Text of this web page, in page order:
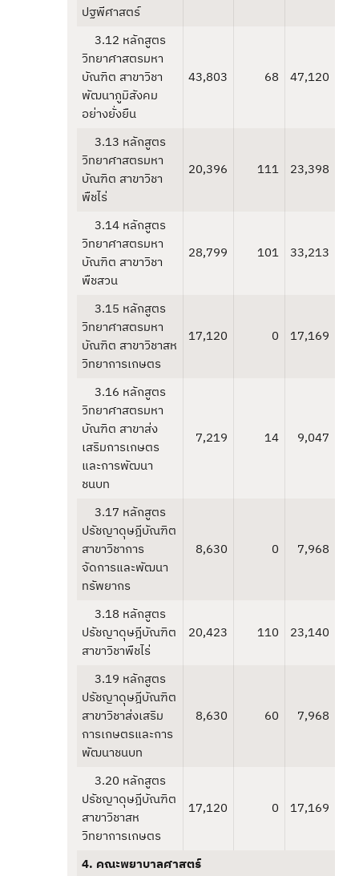
ปฐพีศาสตร์
3.12 หลักสูตร
วิทยาศาสตรมหา
บัณฑิต สาขาวิชา
พัฒนาภูมิสังคม
อย่างยั่งยืน
43,803 68 47,120
3.13 หลักสูตร
วิทยาศาสตรมหา
บัณฑิต สาขาวิชา
พืชไร่
20,396 111 23,398
3.14 หลักสูตร
วิทยาศาสตรมหา
บัณฑิต สาขาวิชา
พืชสวน
28,799 101 33,213
3.15 หลักสูตร
วิทยาศาสตรมหา
บัณฑิต สาขาวิชาสห
วิทยาการเกษตร
17,120 0 17,169
3.16 หลักสูตร
วิทยาศาสตรมหา
บัณฑิต สาขาส่ง
เสริมการเกษตร
และการพัฒนา
ชนบท
7,219 14 9,047
3.17 หลักสูตร
ปรัชญาดุษฎีบัณฑิต
สาขาวิชาการ
จัดการและพัฒนา
ทรัพยากร
8,630 0 7,968
3.18 หลักสูตร
ปรัชญาดุษฎีบัณฑิต
สาขาวิชาพืชไร่
20,423 110 23,140
3.19 หลักสูตร
ปรัชญาดุษฎีบัณฑิต
สาขาวิชาส่งเสริม
การเกษตรและการ
พัฒนาชนบท
8,630 60 7,968
3.20 หลักสูตร
ปรัชญาดุษฎีบัณฑิต
สาขาวิชาสห
วิทยาการเกษตร
17,120 0 17,169
4. คณะพยาบาลศาสตร์